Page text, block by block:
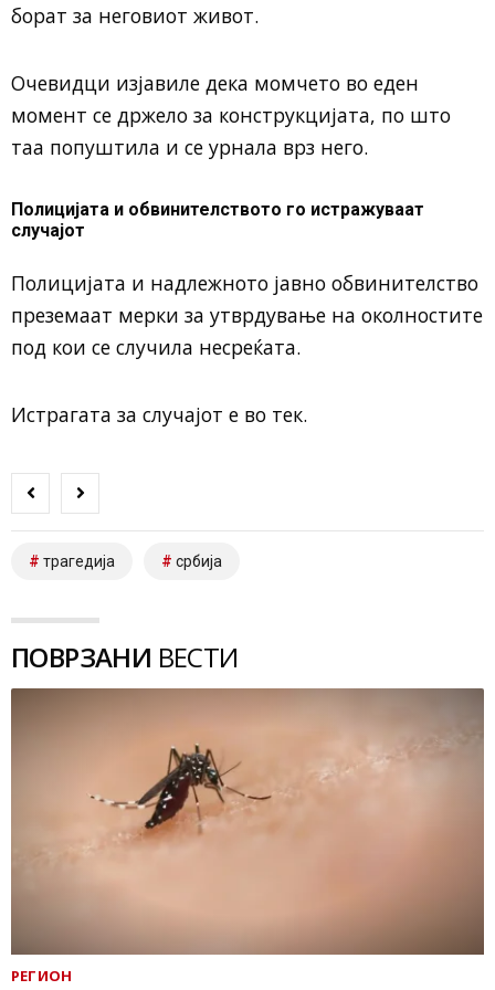
борат за неговиот живот.
Очевидци изјавиле дека момчето во еден
момент се држело за конструкцијата, по што
таа попуштила и се урнала врз него.
Полицијата и обвинителството го истражуваат
случајот
Полицијата и надлежното јавно обвинителство
преземаат мерки за утврдување на околностите
под кои се случила несреќата.
Истрагата за случајот е во тек.
трагедија србија
ПОВРЗАНИ ВЕСТИ
РЕГИОН